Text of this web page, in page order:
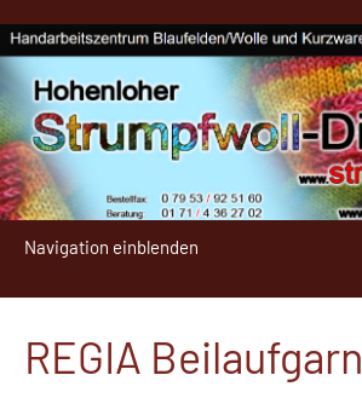
Navigation einblenden
REGIA Beilaufgarn